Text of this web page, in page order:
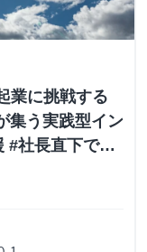
業に挑戦する
集う実践型イン
#社長直下で経